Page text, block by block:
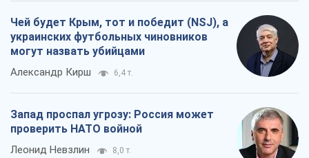
Чей будет Крым, тот и победит (NSJ), а
украинских футбольных чиновников
могут назвать убийцами
Александр Кирш 6,4 т.
Запад проспал угрозу: Россия может
проверить НАТО войной
Леонид Невзлин 8,0 т.